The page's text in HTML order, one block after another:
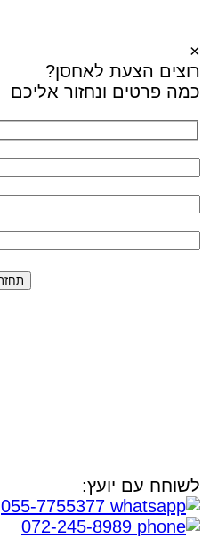
×
רוצים הצעת לאחסן?
כמה פרטים ונחזור אליכם
לשוחח עם יועץ:
055-7755377
072-245-8989